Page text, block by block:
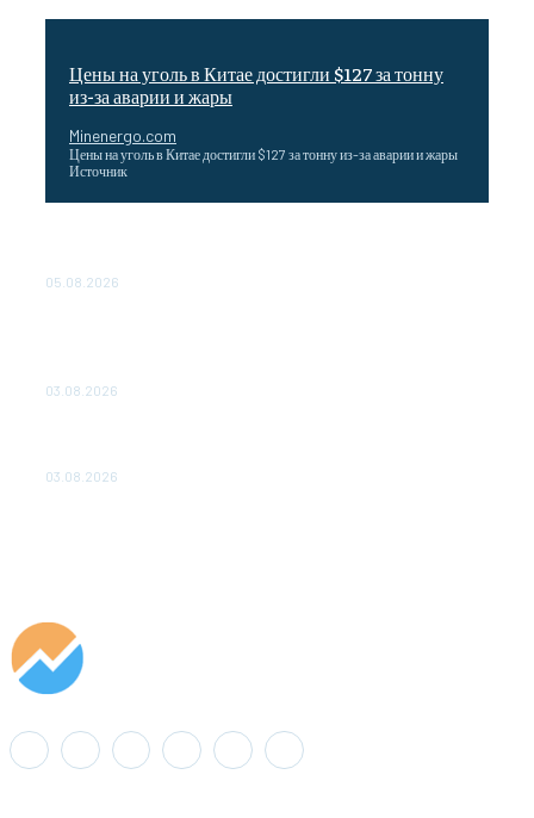
Цены на уголь в Китае достигли $127 за тонну
из-за аварии и жары
Minenergo.com
Цены на уголь в Китае достигли $127 за тонну из-за аварии и жары
Источник
05.08.2026
03.08.2026
03.08.2026